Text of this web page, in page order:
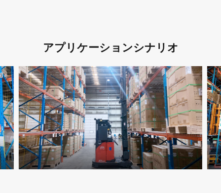
アプリケーションシナリオ